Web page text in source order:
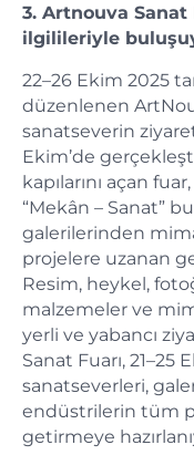
3. Artnouva Sanat
ilgilileriyle
22–26 Ekim 2025
düzenlenen
sanatseverin
Ekim’de
kapılarını açan
“Mekân – Sanat”
galerilerinden
projelere uzanan
Resim, heykel,
malzemeler ve
yerli ve yabancı
Sanat Fuarı, 21–25
sanatseverleri,
endüstrilerin tüm
getirmeye